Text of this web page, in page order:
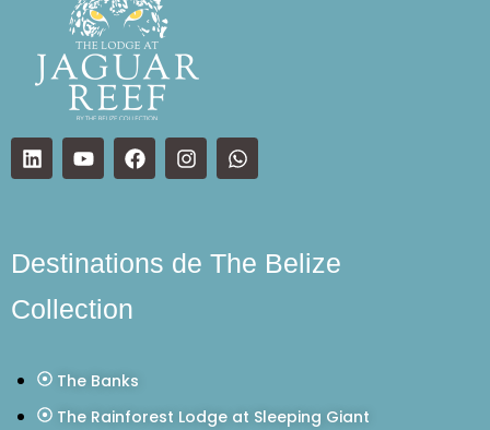
Destinations de The Belize
Collection
The Banks
The Rainforest Lodge at Sleeping Giant